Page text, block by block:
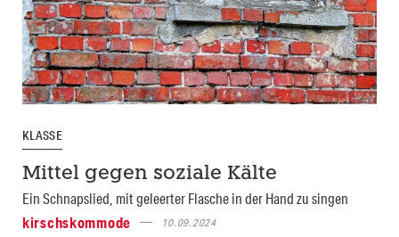
KLASSE
Mittel gegen soziale Kälte
Ein Schnapslied, mit geleerter Flasche in der Hand zu singen
kirschskommode
10.09.2024